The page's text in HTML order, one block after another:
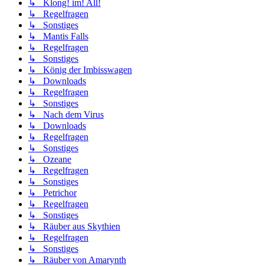
↳ Klong! im! All!
↳ Regelfragen
↳ Sonstiges
↳ Mantis Falls
↳ Regelfragen
↳ Sonstiges
↳ König der Imbisswagen
↳ Downloads
↳ Regelfragen
↳ Sonstiges
↳ Nach dem Virus
↳ Downloads
↳ Regelfragen
↳ Sonstiges
↳ Ozeane
↳ Regelfragen
↳ Sonstiges
↳ Petrichor
↳ Regelfragen
↳ Sonstiges
↳ Räuber aus Skythien
↳ Regelfragen
↳ Sonstiges
↳ Räuber von Amarynth